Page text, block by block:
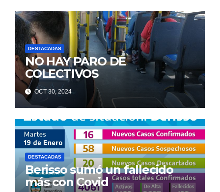
DESTACADAS
NO HAY PARO DE
COLECTIVOS
OCT 30, 2024
DESTACADAS
Berisso sumó un fallecido
más con Covid